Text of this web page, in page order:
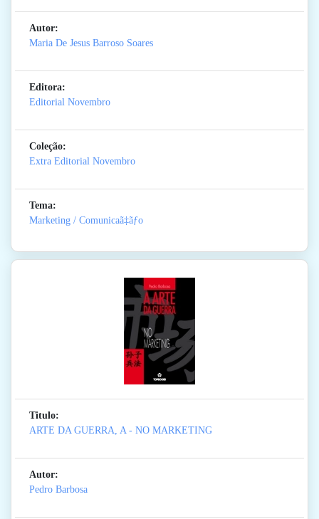
Autor:
Maria De Jesus Barroso Soares
Editora:
Editorial Novembro
Coleção:
Extra Editorial Novembro
Tema:
Marketing / Comunicaã‡ãƒo
Titulo:
ARTE DA GUERRA, A - NO MARKETING
Autor:
Pedro Barbosa